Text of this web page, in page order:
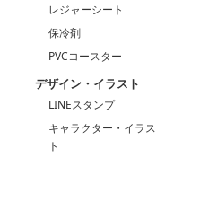
レジャーシート
保冷剤
PVCコースター
デザイン・イラスト
LINEスタンプ
キャラクター・イラス
ト